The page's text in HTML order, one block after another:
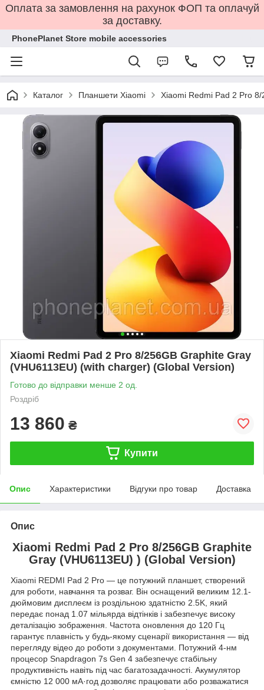
Оплата за замовлення на рахунок ФОП та оплачуй
за доставку.
PhonePlanet Store mobile accessories
Каталог Планшети Xiaomi Xiaomi Redmi Pad 2 Pro
Xiaomi Redmi Pad 2 Pro 8/256GB Graphite Gray
(VHU6113EU) (with charger) (Global Version)
Готово до відправки менше 2 од.
Роздріб
13 860 ₴
Купити
Опис Характеристики Відгуки про товар Доставка
Опис
Xiaomi Redmi Pad 2 Pro 8/256GB Graphite
Gray (VHU6113EU) ) (Global Version)
Xiaomi REDMI Pad 2 Pro — це потужний планшет, створений
для роботи, навчання та розваг. Він оснащений великим 12.1-
дюймовим дисплеєм із роздільною здатністю 2.5K, який
передає понад 1.07 мільярда відтінків і забезпечує високу
деталізацію зображення. Частота оновлення до 120 Гц
гарантує плавність у будь-якому сценарії використання — від
перегляду відео до роботи з документами. Потужний 4-нм
процесор Snapdragon 7s Gen 4 забезпечує стабільну
продуктивність навіть під час багатозадачності. Акумулятор
ємністю 12 000 мА·год дозволяє працювати або розважатися